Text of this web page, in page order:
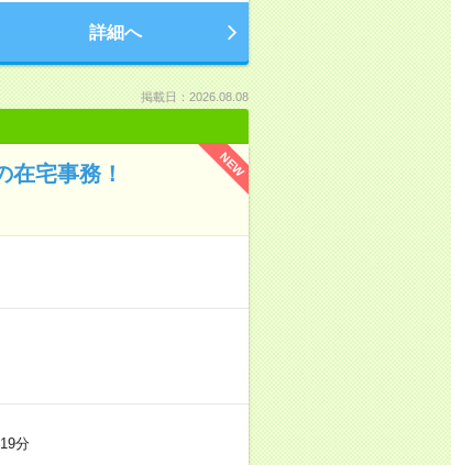
詳細へ
掲載日：2026.08.08
NEW
宅事務！
分